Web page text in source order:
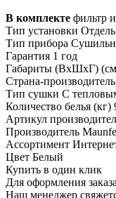
В комплекте фильтр
Тип установки
Тип прибора
Гарантия 1 год
Габариты (ВхШхГ)
Страна-производитель
Тип сушки С
Количество белья (кг)
Артикул
Производитель
Ассортимент
Цвет Белый
Купить в один клик
Для оформления
Наш менеджер